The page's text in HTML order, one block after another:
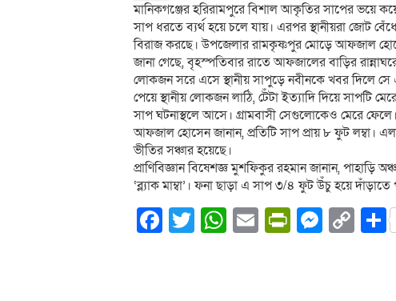
মানিকগঞ্জের হরিরামপুরে বিশাল আকৃতির সাপের ভয়ে
সাপ ধরতে ব্যর্থ হয়ে চলে যায়। এরপর স্থানীয়রা জোট
বিরাজ করছে। উপজেলার রামকৃষ্ণপুর মোড়ে আফজাল
জানা গেছে, বৃহস্পতিবার রাতে আফজালের বাড়ির
লোকজন সরে এসে স্থানীয় সাপুড়ে নবীনকে খবর দিলে সে
পেয়ে স্থানীয় লোকজন লাঠি, টেঁটা ইত্যাদি দিয়ে
সাপ ঘটনাস্থলে আসে। গ্রামবাসী সেগুলোকেও মেরে ফেলে।
আফজাল হোসেন জানান, প্রতিটি সাপ প্রায় ৮ ফুট
ভীতির সঞ্চার হয়েছে।
প্রাণিবিজ্ঞান বিষেশজ্ঞ মুশফিকুর রহমান জানান, পাহাড়ি
‘ব্ল্যাক মাম্বা’। ফনা ছাড়া এ সাপ ৩/৪ ফুট উঁচু হয়ে দাঁড়াতে
Facebook
Twitter
WhatsApp
Email